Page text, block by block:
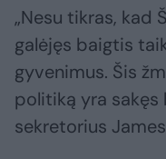
„Nesu tikras, kad
galėjęs baigtis
gyvenimus. Šis
politiką yra sakęs
sekretorius